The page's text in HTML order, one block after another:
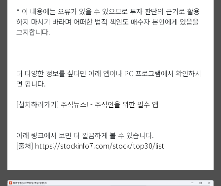
* 이 내용에는 오류가 있을 수 있으므로 투자 판단의 근거로 활용
하지 마시기 바라며 어떠한 법적 책임도 매수자 본인에게 있음을
고지합니다.
더 다양한 정보를 싶다면 아래 앱이나 PC 프로그램에서 확인하시
면 됩니다.
[설치하러가기] 주식뉴스! - 주식인을 위한 필수 앱
아래 링크에서 보면 더 깔끔하게 볼 수 있습니다.
[출처] https://stockinfo7.com/stock/top30/list